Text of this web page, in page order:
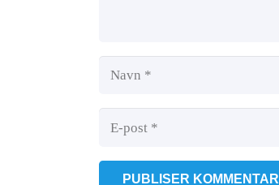
PUBLISER KOMMENTAR